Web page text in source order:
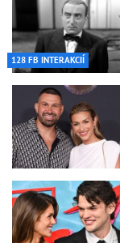
128 FB INTERAKCIÍ